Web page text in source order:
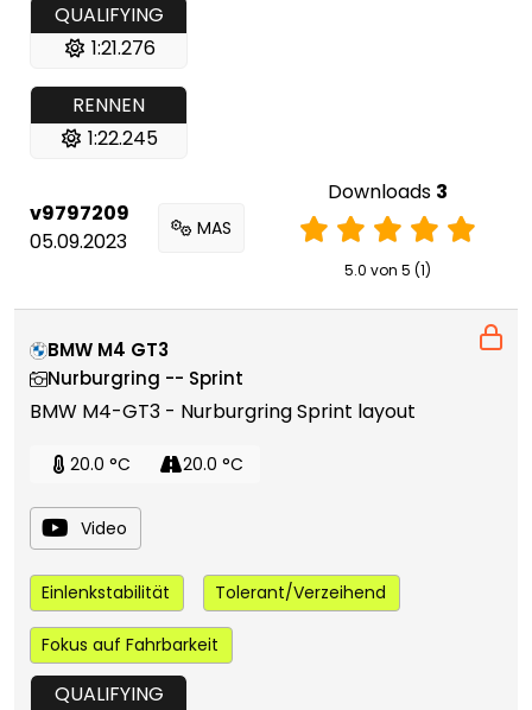
QUALIFYING
1:21.276
RENNEN
1:22.245
v9797209
05.09.2023
MAS
Downloads 3
5.0 von 5 (1)
BMW M4 GT3
Nurburgring -- Sprint
BMW M4-GT3 - Nurburgring Sprint layout
20.0 °C 20.0 °C
Video
Einlenkstabilität Tolerant/Verzeihend
Fokus auf Fahrbarkeit
QUALIFYING